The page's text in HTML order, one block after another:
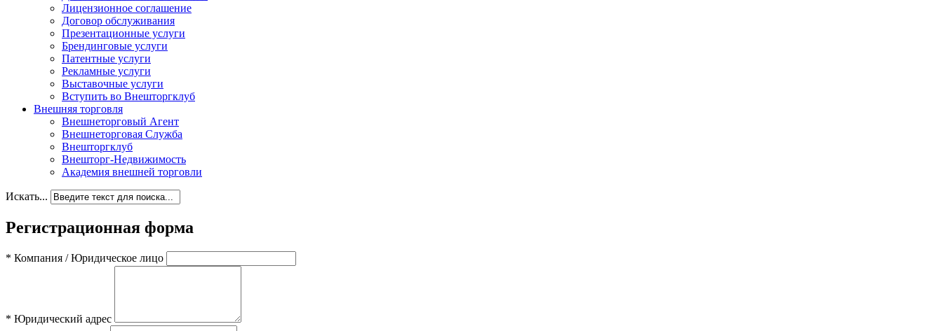
Лицензионное соглашение
Договор обслуживания
Презентационные услуги
Брендинговые услуги
Патентные услуги
Рекламные услуги
Выставочные услуги
Вступить во Внешторгклуб
Внешняя торговля
Внешнеторговый Агент
Внешнеторговая Служба
Внешторгклуб
Внешторг-Недвижимость
Академия внешней торговли
Искать...
Регистрационная форма
* Компания / Юридическое лицо
* Юридический адрес